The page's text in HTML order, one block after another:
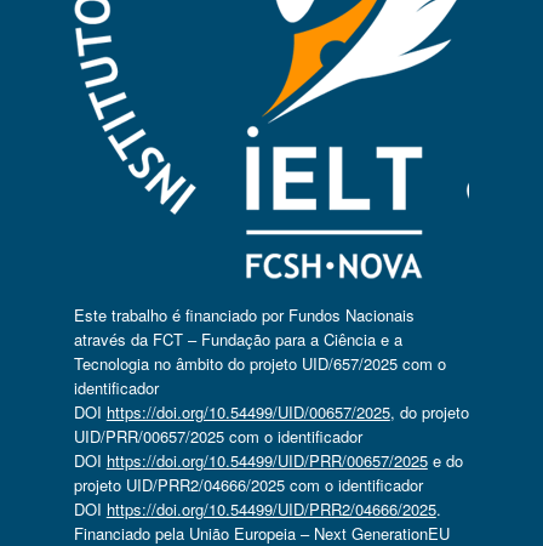
Este trabalho é financiado por Fundos Nacionais
através da FCT – Fundação para a Ciência e a
Tecnologia no âmbito do projeto UID/657/2025 com o
identificador
DOI https://doi.org/10.54499/UID/00657/2025, do projeto
UID/PRR/00657/2025 com o identificador
DOI https://doi.org/10.54499/UID/PRR/00657/2025e do
projeto UID/PRR2/04666/2025 com o identificador
DOI https://doi.org/10.54499/UID/PRR2/04666/2025.
Financiado pela União Europeia – Next GenerationEU